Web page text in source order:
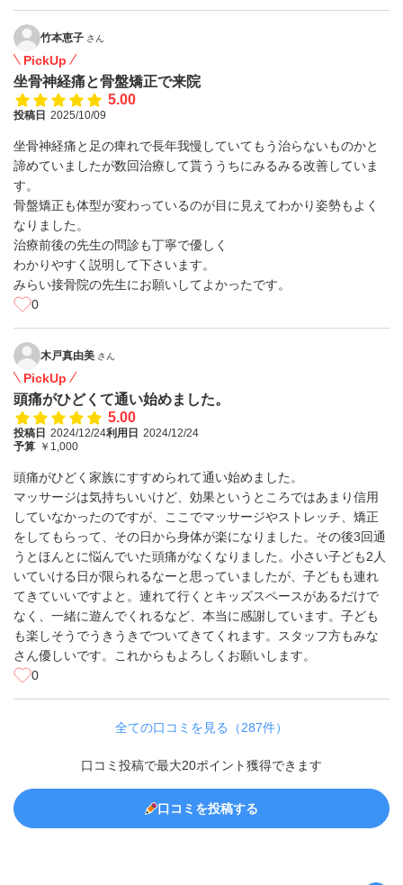
竹本恵子 さん
PickUp
坐骨神経痛と骨盤矯正で来院
5.00
投稿日 2025/10/09
坐骨神経痛と足の痺れで長年我慢していてもう治らないものかと
諦めていましたが数回治療して貰ううちにみるみる改善していま
す。
骨盤矯正も体型が変わっているのが目に見えてわかり姿勢もよく
なりました。
治療前後の先生の問診も丁寧で優しく
わかりやすく説明して下さいます。
みらい接骨院の先生にお願いしてよかったです。
0
木戸真由美 さん
PickUp
頭痛がひどくて通い始めました。
5.00
投稿日 2024/12/24利用日 2024/12/24
予算 ￥1,000
頭痛がひどく家族にすすめられて通い始めました。
マッサージは気持ちいいけど、効果というところではあまり信用
していなかったのですが、ここでマッサージやストレッチ、矯正
をしてもらって、その日から身体が楽になりました。その後3回通
うとほんとに悩んでいた頭痛がなくなりました。小さい子ども2人
いていける日が限られるなーと思っていましたが、子どもも連れ
てきていいですよと。連れて行くとキッズスペースがあるだけで
なく、一緒に遊んでくれるなど、本当に感謝しています。子ども
も楽しそうでうきうきでついてきてくれます。スタッフ方もみな
さん優しいです。これからもよろしくお願いします。
0
全ての口コミを見る（287件）
口コミ投稿で最大20ポイント獲得できます
口コミを投稿する